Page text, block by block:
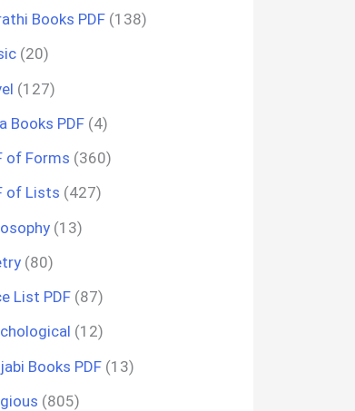
Books PDF (138)
(20)
(127)
Books PDF (4)
of Forms (360)
of Lists (427)
(13)
(80)
List PDF (87)
(12)
Books PDF (13)
(805)